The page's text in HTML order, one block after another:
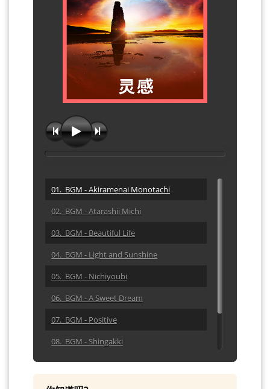
01. BGM - Akiramenai Monotachi
02. BGM - Atarashii Michi
03. BGM - Beautiful Life
04. BGM - Light and Sunshine
05. BGM - Nichiyoubi
06. BGM - A Sweet Dream
07. BGM - Positive
08. BGM - Shingakki
09. BGM - Simple Life
10. BGM - Prairie Bound